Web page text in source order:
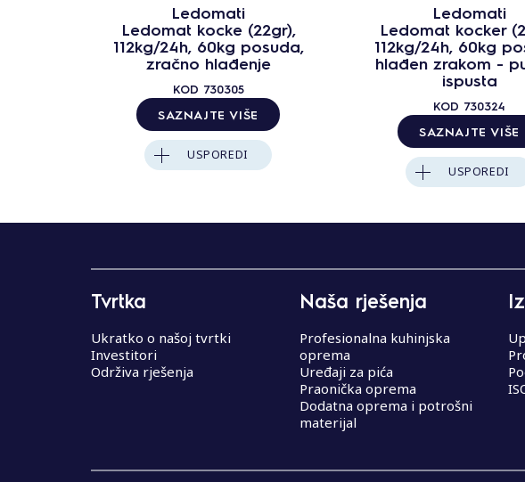
Ledomati
Ledomat kocke (22gr),
112kg/24h, 60kg posuda,
zračno hlađenje
KOD 730305
SAZNAJTE VIŠE
USPOREDI
Ledomati
Ledomat kocker
112kg/24h, 60kg
hlađen zrakom -
ispusta
KOD 730324
SAZNAJTE VIŠE
USPOREDI
Tvrtka
Ukratko o našoj tvrtki
Investitori
Održiva rješenja
Naša rješenja
Profesionalna kuhinjska
oprema
Uređaji za pića
Praonička oprema
Dodatna oprema i potrošni
materijal